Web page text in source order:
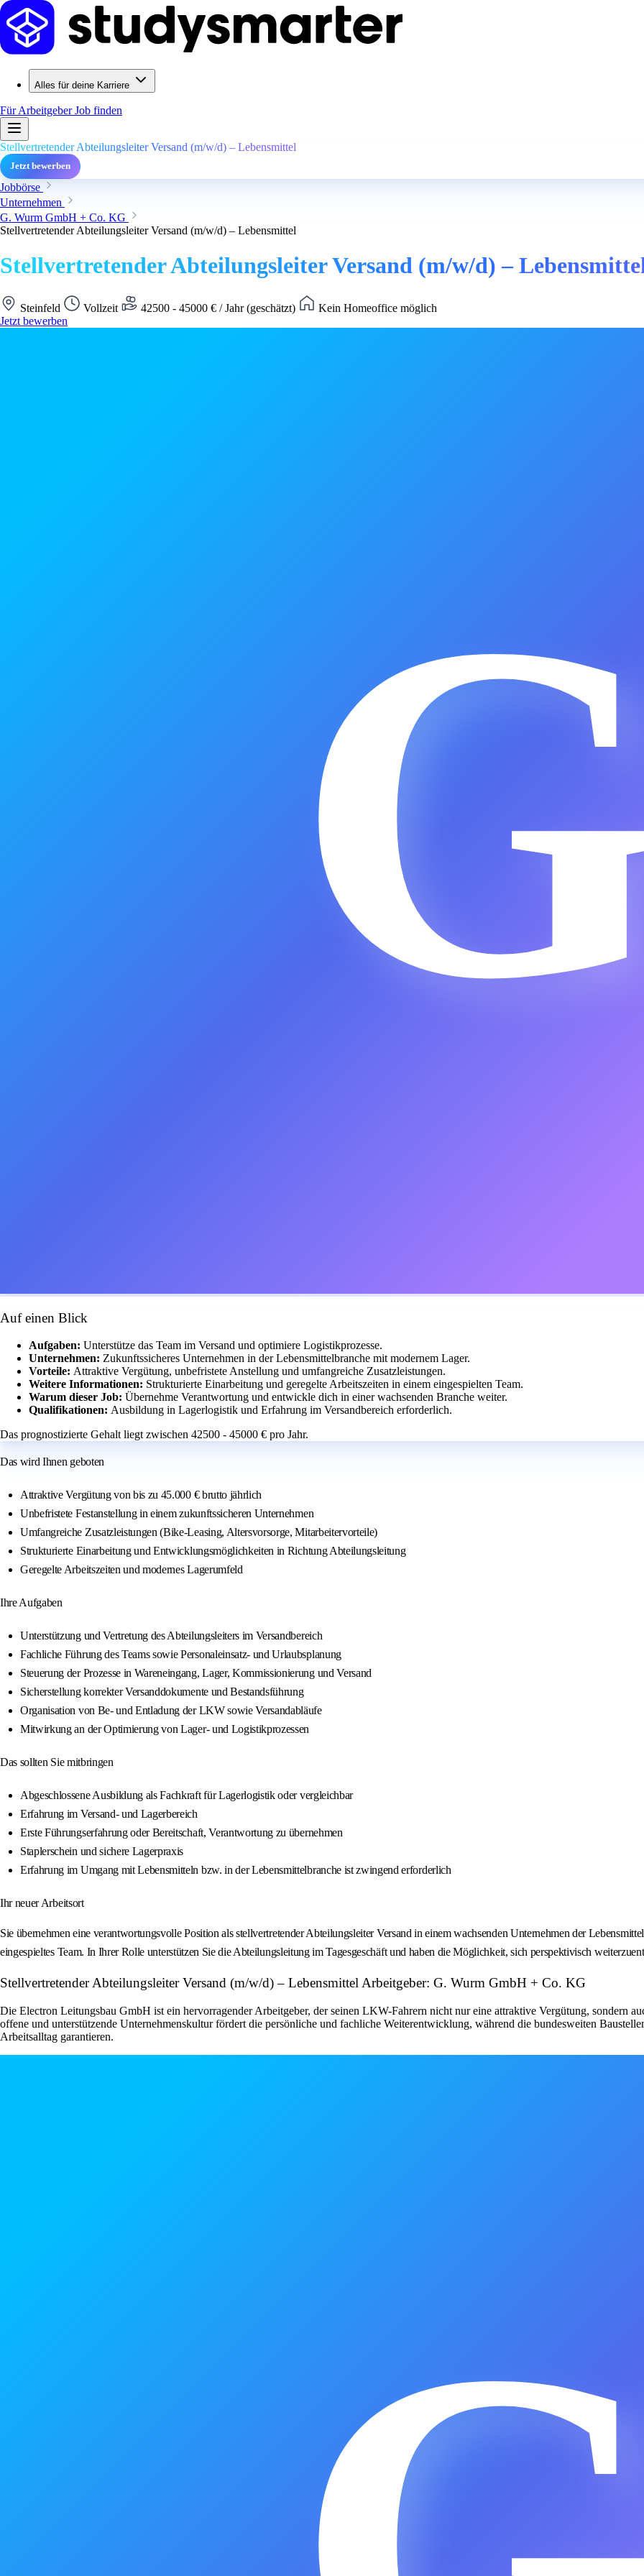
Alles für deine Karriere
Für ArbeitgeberJob finden
Stellvertretender Abteilungsleiter Versand (m/w/d) – Lebensmittel
Jetzt bewerben
Jobbörse
Unternehmen
G. Wurm GmbH + Co. KG
Stellvertretender Abteilungsleiter Versand (m/w/d) – Lebensmittel
Stellvertretender Abteilungsleiter Versand (m/w/d) –
Steinfeld Vollzeit 42500 - 45000 € / Jahr (geschätzt)
Kein Homeoffice möglich
Jetzt bewerben
Auf einen Blick
Aufgaben: Unterstütze das Team im Versand und optimiere Logistikprozesse.
Unternehmen: Zukunftssicheres Unternehmen in der Lebensmittelbranche mit modernem Lager.
Vorteile: Attraktive Vergütung, unbefristete Anstellung und umfangreiche Zusatzleistungen.
Weitere Informationen: Strukturierte Einarbeitung und geregelte Arbeitszeiten in einem eingespielten Team.
Warum dieser Job: Übernehme Verantwortung und entwickle dich in einer wachsenden Branche weiter.
Qualifikationen: Ausbildung in Lagerlogistik und Erfahrung im Versandbereich erforderlich.
Das prognostizierte Gehalt liegt zwischen 42500 - 45000 € pro Jahr.
Das wird Ihnen geboten
Attraktive Vergütung von bis zu 45.000 € brutto jährlich
Unbefristete Festanstellung in einem zukunftssicheren Unternehmen
Umfangreiche Zusatzleistungen (Bike-Leasing, Altersvorsorge, Mitarbeitervorteile)
Strukturierte Einarbeitung und Entwicklungsmöglichkeiten in Richtung Abteilungsleitung
Geregelte Arbeitszeiten und modernes Lagerumfeld
Ihre Aufgaben
Unterstützung und Vertretung des Abteilungsleiters im Versandbereich
Fachliche Führung des Teams sowie Personaleinsatz- und Urlaubsplanung
Steuerung der Prozesse in Wareneingang, Lager, Kommissionierung und Versand
Sicherstellung korrekter Versanddokumente und Bestandsführung
Organisation von Be- und Entladung der LKW sowie Versandabläufe
Mitwirkung an der Optimierung von Lager- und Logistikprozessen
Das sollten Sie mitbringen
Abgeschlossene Ausbildung als Fachkraft für Lagerlogistik oder vergleichbar
Erfahrung im Versand- und Lagerbereich
Erste Führungserfahrung oder Bereitschaft, Verantwortung zu übernehmen
Staplerschein und sichere Lagerpraxis
Erfahrung im Umgang mit Lebensmitteln bzw. in der Lebensmittelbranche ist zwingend erforderlich
Ihr neuer Arbeitsort
Sie übernehmen eine verantwortungsvolle Position als stellvertretender Abteilungsleiter Versand in einem wachsenden Unternehmen der
eingespieltes Team. In Ihrer Rolle unterstützen Sie die Abteilungsleitung im Tagesgeschäft und haben die Möglichkeit, sich perspektivisch
Stellvertretender Abteilungsleiter Versand (m/w/d) – Lebensmittel Arbeitgeber: G. Wurm GmbH + Co. KG
Die Electron Leitungsbau GmbH ist ein hervorragender Arbeitgeber, der seinen LKW-Fahrern nicht nur eine attraktive Vergütung, sondern
offene und unterstützende Unternehmenskultur fördert die persönliche und fachliche Weiterentwicklung, während die bundesweiten
Arbeitsalltag garantieren.